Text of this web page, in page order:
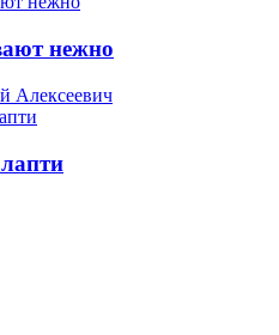
нежно
Алексеевич